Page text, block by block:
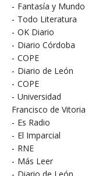
- Fantasía y Mundo
- Todo Literatura
- OK Diario
- Diario Córdoba
- COPE
- Diario de León
- COPE
- Universidad
Francisco de Vitoria
- Es Radio
- El Imparcial
- RNE
- Más Leer